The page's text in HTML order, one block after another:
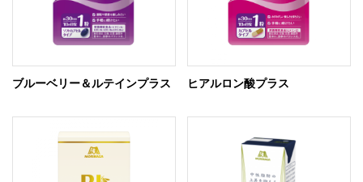
ブルーベリー＆ルテインプラス ヒアルロン酸プラス